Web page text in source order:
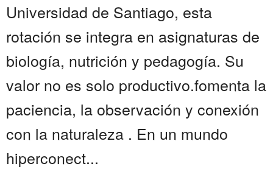
Universidad de Santiago, esta
rotación se integra en asignaturas de
biología, nutrición y pedagogía. Su
valor no es solo productivo.fomenta la
paciencia, la observación y conexión
con la naturaleza . En un mundo
hiperconect...